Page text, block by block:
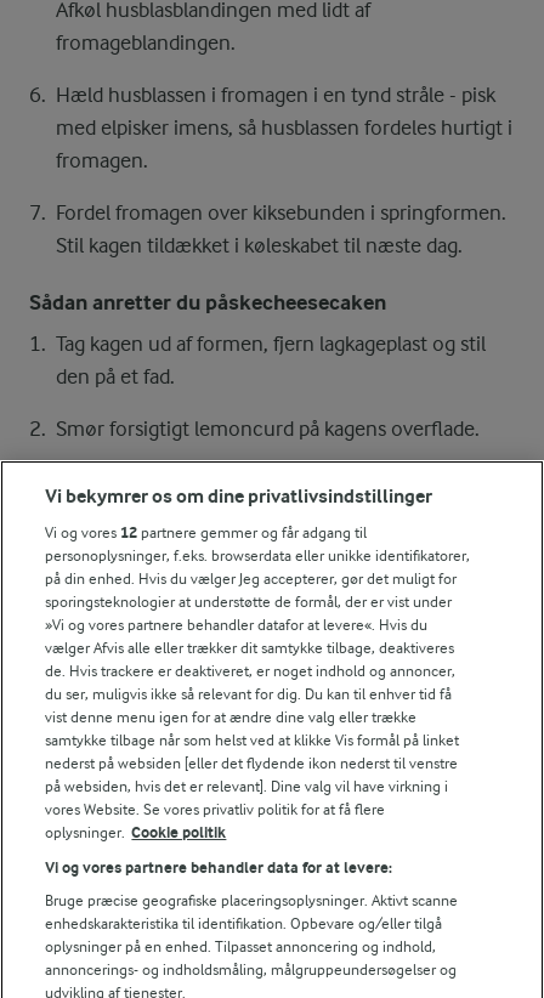
Afkøl husblasblandingen med lidt af
fromageblandingen.
Hæld husblassen i fromagen i en tynd stråle - pisk
med elpisker imens, så husblassen fordeles hurtigt i
fromagen.
Fordel fromagen over kiksebunden i springformen.
Stil kagen tildækket i køleskabet til næste dag.
Sådan anretter du påskecheesecaken
Tag kagen ud af formen, fjern lagkageplast og stil
den på et fad.
Smør forsigtigt lemoncurd på kagens overflade.
og/eller spiselige blomster lige inden serveringen.
Bedømmelse
1 2 3 4 5
Tips til opskriften
Vi ved, at det tit er de små ting, der gør forskellen i
køkkenet. Derfor deler vi de tips, vi selv bruger, når vi
TIP
Du kan også pynte påskecheesecaken med små toppe af
Vi bekymrer os om dine privatlivsindstillinger
Vi og vores 12 partnere gemmer og får adgang til
personoplysninger, f.eks. browserdata eller unikke identifikatorer,
på din enhed. Hvis du vælger Jeg accepterer, gør det muligt for
sporingsteknologier at understøtte de formål, der er vist under
»Vi og vores partnere behandler datafor at levere«. Hvis du
vælger Afvis alle eller trækker dit samtykke tilbage, deaktiveres
de. Hvis trackere er deaktiveret, er noget indhold og annoncer,
du ser, muligvis ikke så relevant for dig. Du kan til enhver tid få
vist denne menu igen for at ændre dine valg eller trække
samtykke tilbage når som helst ved at klikke Vis formål på linket
nederst på websiden [eller det flydende ikon nederst til venstre
på websiden, hvis det er relevant]. Dine valg vil have virkning i
vores Website. Se vores privatliv politik for at få flere
oplysninger. Cookie politik
Vi og vores partnere behandler data for at levere:
Bruge præcise geografiske placeringsoplysninger. Aktivt scanne
enhedskarakteristika til identifikation. Opbevare og/eller tilgå
oplysninger på en enhed. Tilpasset annoncering og indhold,
annoncerings- og indholdsmåling, målgruppeundersøgelser og
udvikling af tjenester.